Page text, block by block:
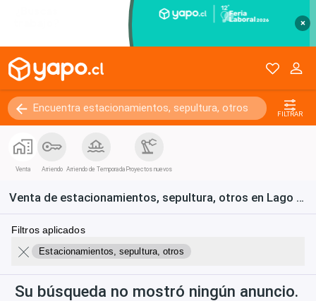
×
FILTRAR
Venta Arriendo Arriendo de Temporada Proyectos nuevos
Venta de estacionamientos, sepultura, otros en Lago Ranco
Filtros aplicados
Estacionamientos, sepultura, otros
Su búsqueda no mostró ningún anuncio.